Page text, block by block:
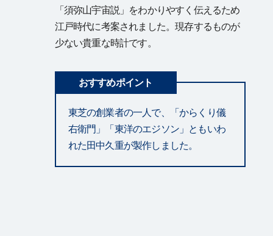
「須弥山宇宙説」をわかりやすく伝えるため
江戸時代に考案されました。現存するものが
少ない貴重な時計です。
おすすめポイント
東芝の創業者の一人で、「からくり儀
右衛門」「東洋のエジソン」ともいわ
れた田中久重が製作しました。